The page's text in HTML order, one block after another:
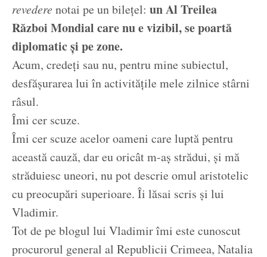
revederenotai pe un bilețel: un Al Treilea
Război Mondial care nu e vizibil, se poartă
diplomatic și pe zone.
Acum, credeți sau nu, pentru mine subiectul,
desfășurarea lui în activitățile mele zilnice stârni
râsul.
Îmi cer scuze.
Îmi cer scuze acelor oameni care luptă pentru
această cauză, dar eu oricât m-aș strădui, și mă
străduiesc uneori, nu pot descrie omul aristotelic
cu preocupări superioare. Îi lăsai scris și lui
Vladimir.
Tot de pe blogul lui Vladimir îmi este cunoscut
procurorul general al Republicii Crimeea, Natalia